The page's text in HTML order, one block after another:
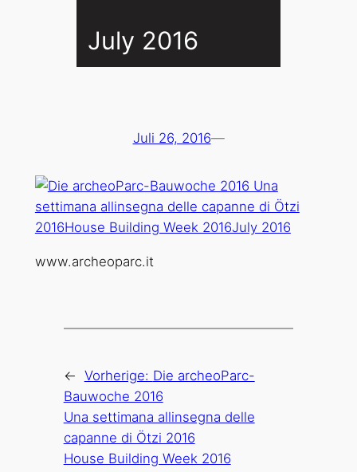
July 2016
Juli 26, 2016—
www.archeoparc.it
← Vorherige: Die archeoParc-
Bauwoche 2016
Una settimana allinsegna delle
capanne di Ötzi 2016
House Building Week 2016